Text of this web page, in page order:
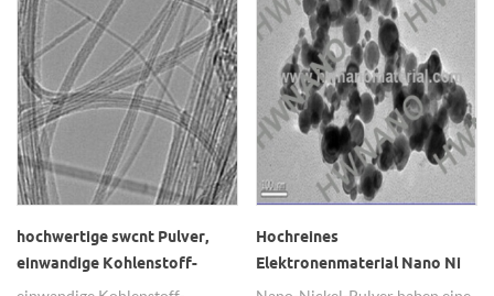
hochwertige swcnt Pulver,
einwandige Kohlenstoff-
Nanoröhrchen für
Hochreines
Elektronenmaterial Nano Ni
Nickelpulver